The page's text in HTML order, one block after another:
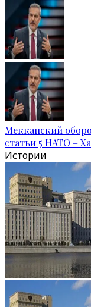
Мекканский
статьи 5 НАТО –
Истории